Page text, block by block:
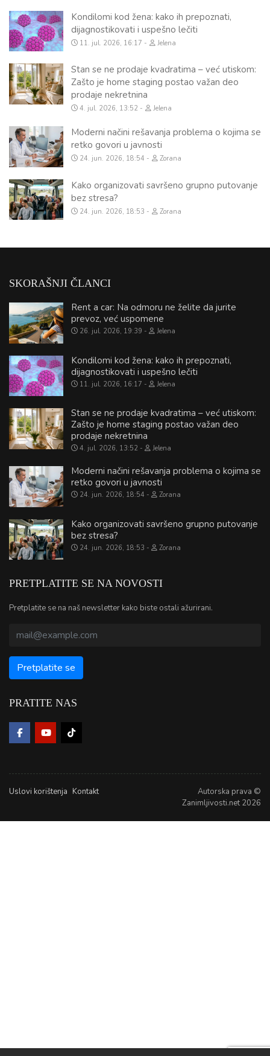
Kondilomi kod žena: kako ih prepoznati,
dijagnostikovati i uspešno lečiti
11. jul. 2026, 16:17 Jelena
Stan se ne prodaje kvadratima – već utiskom:
Zašto je home staging postao važan deo
prodaje nekretnina
4. jul. 2026, 13:52 Jelena
Moderni načini rešavanja problema o kojima se
retko govori u javnosti
24. jun. 2026, 18:54 Zorana
Kako organizovati savršeno grupno putovanje
bez stresa?
24. jun. 2026, 18:53 Zorana
SKORAŠNJI ČLANCI
Rent a car: Na odmoru ne želite da jurite
prevoz, već uspomene
26. jul. 2026, 19:39 Jelena
Kondilomi kod žena: kako ih prepoznati,
dijagnostikovati i uspešno lečiti
11. jul. 2026, 16:17 Jelena
Stan se ne prodaje kvadratima – već utiskom:
Zašto je home staging postao važan deo
prodaje nekretnina
4. jul. 2026, 13:52 Jelena
Moderni načini rešavanja problema o kojima se
retko govori u javnosti
24. jun. 2026, 18:54 Zorana
Kako organizovati savršeno grupno putovanje
bez stresa?
24. jun. 2026, 18:53 Zorana
PRETPLATITE SE NA NOVOSTI
Pretplatite se na naš newsletter kako biste ostali ažurirani.
PRATITE NAS
Uslovi korištenja Kontakt
Autorska prava ©
Zanimljivosti.net 2026